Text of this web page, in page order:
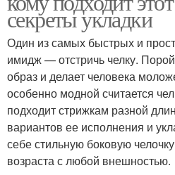
секреты укладки
Один из самых быстрых и
имидж — отстричь челку.
образ и делает человека
особенно модной считается
подходит стрижкам разной
вариантов ее исполнения и
себе стильную боковую
возраста с любой внешностью.